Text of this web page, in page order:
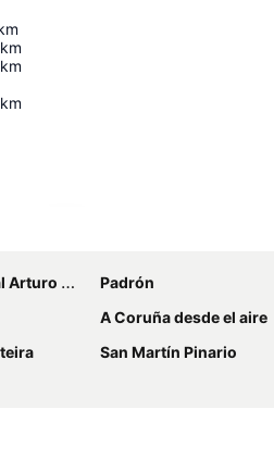
km
km
km
Benítez
Padrón
A Coruña desde el aire
San Martín Pinario